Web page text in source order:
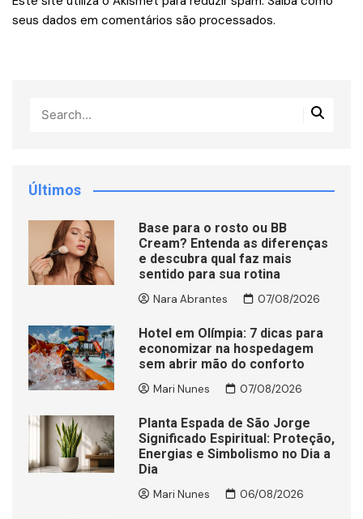
seus dados em comentários são processados.
Últimos
Base para o rosto ou BB
Cream? Entenda as diferenças
e descubra qual faz mais
sentido para sua rotina
Nara Abrantes 07/08/2026
Hotel em Olímpia: 7 dicas para
economizar na hospedagem
sem abrir mão do conforto
Mari Nunes 07/08/2026
Planta Espada de São Jorge
Significado Espiritual: Proteção,
Energias e Simbolismo no Dia a
Dia
Mari Nunes 06/08/2026